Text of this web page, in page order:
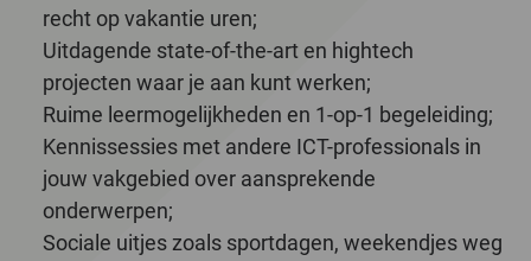
recht op vakantie uren;
Uitdagende state-of-the-art en hightech
projecten waar je aan kunt werken;
Ruime leermogelijkheden en 1-op-1 begeleiding;
Kennissessies met andere ICT-professionals in
jouw vakgebied over aansprekende
onderwerpen;
Sociale uitjes zoals sportdagen, weekendjes weg